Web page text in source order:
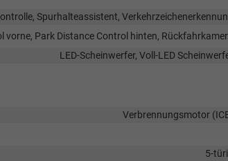
Spurhalteassistent,
vorne, Park Distance Control hinten,
LED-Scheinwerfer, Voll-LED
Verbrennungsmotor
5-